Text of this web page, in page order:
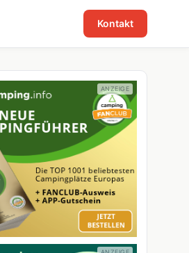
Kontakt